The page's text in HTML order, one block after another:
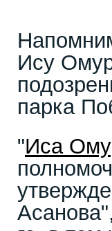
Ису
парка
"Иса